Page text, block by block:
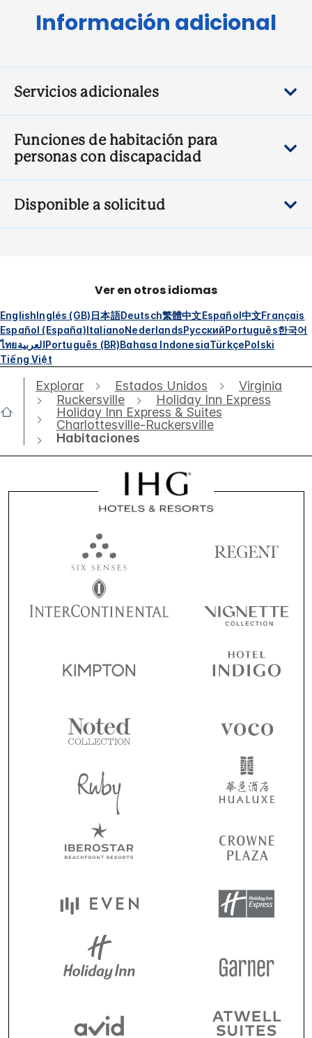
Información adicional
Servicios adicionales
Funciones de habitación para
personas con discapacidad
Disponible a solicitud
Ver en otros idiomas
EnglishInglés (GB)日本語Deutsch繁體中文Español中文Français
Español (España)ItalianoNederlandsРусскийPortuguês한국어
ไทยالعربيةPortuguês (BR)Bahasa IndonesiaTürkçePolski
Tiếng Việt
Explorar Estados Unidos
Virginia
Ruckersville
Holiday Inn Express
Holiday Inn Express & Suites
Charlottesville-Ruckersville
Habitaciones